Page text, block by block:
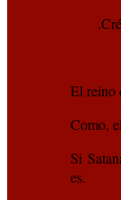
El reino
Como,
Si
es.